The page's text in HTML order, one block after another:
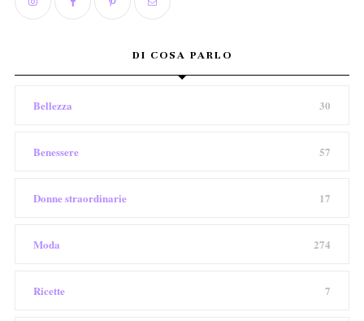
DI COSA PARLO
Bellezza 30
Benessere 57
Donne straordinarie 17
Moda 274
Ricette 7